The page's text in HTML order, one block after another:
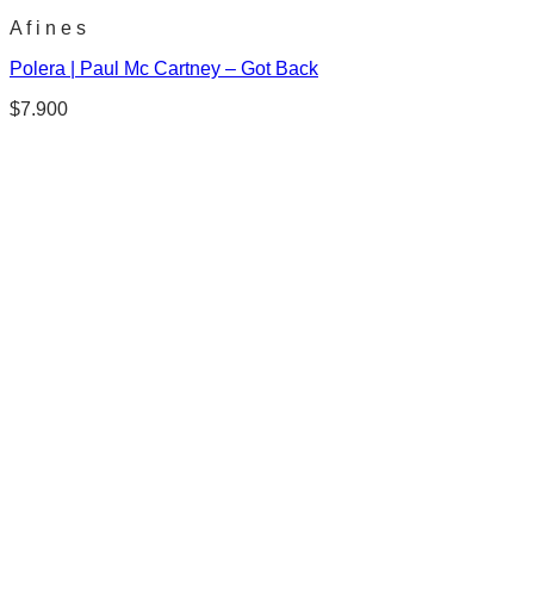
A f i n e s
Polera | Paul Mc Cartney – Got Back
$7.900